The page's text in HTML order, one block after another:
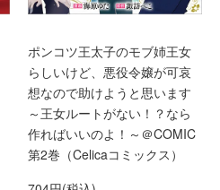
ポンコツ王太子のモブ姉王女
らしいけど、悪役令嬢が可哀
想なので助けようと思います
～王女ルートがない！？なら
作ればいいのよ！～＠COMIC
第2巻（Celicaコミックス）